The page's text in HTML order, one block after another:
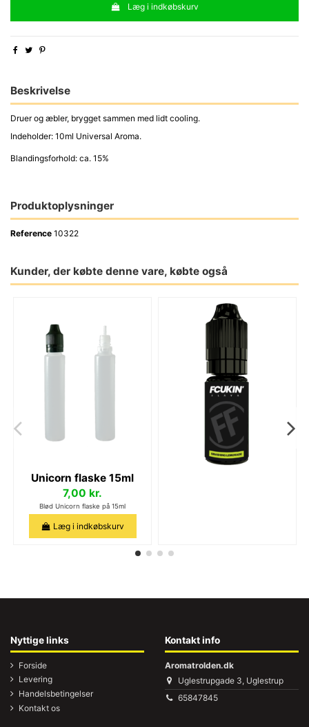
Læg i indkøbskurv
Beskrivelse
Druer og æbler, brygget sammen med lidt cooling.
Indeholder: 10ml Universal Aroma.
Blandingsforhold: ca. 15%
Produktoplysninger
Reference 10322
Kunder, der købte denne vare, købte også
Unicorn flaske 15ml
7,00 kr.
Blød Unicorn flaske på 15ml
Læg i indkøbskurv
Nyttige links
Forside
Levering
Handelsbetingelser
Kontakt os
Kontakt info
Aromatrolden.dk
Uglestrupgade 3, Uglestrup
65847845